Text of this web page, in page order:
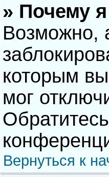
» Почему
Возможно,
которым
мог
Вернуться к